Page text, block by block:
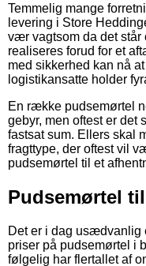
Temmelig mange
levering i Store
vær vagtsom da det står
realiseres forud for et
med sikkerhed kan nå
logistikansatte holder
En række pudsemørtel
gebyr, men oftest er det
fastsat sum. Ellers skal
fragttype, der oftest vil
pudsemørtel til et
Pudsemørtel
Det er i dag usædvanlig
priser på pudsemørtel i
følgelig har flertallet af